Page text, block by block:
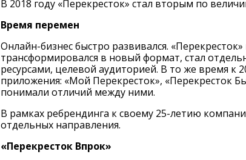
В 2018 году «Перекресток» стал вторым по
Время перемен
Онлайн-бизнес быстро развивался.
трансформировался в новый формат, стал
ресурсами, целевой аудиторией. В то же время к
приложения: «Мой Перекресток», «Перекресток
понимали отличий между ними.
В рамках ребрендинга к своему 25-летию
отдельных направления.
«Перекресток Впрок»